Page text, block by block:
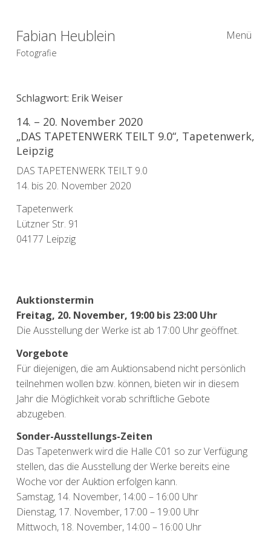
Fabian Heublein
Fotografie
Menü
Schlagwort: Erik Weiser
14. – 20. November 2020
„DAS TAPETENWERK TEILT 9.0“, Tapetenwerk,
Leipzig
DAS TAPETENWERK TEILT 9.0
14. bis 20. November 2020
Tapetenwerk
Lützner Str. 91
04177 Leipzig
Auktionstermin
Freitag, 20. November, 19:00 bis 23:00 Uhr
Die Ausstellung der Werke ist ab 17:00 Uhr geöffnet.
Vorgebote
Für diejenigen, die am Auktionsabend nicht persönlich
teilnehmen wollen bzw. können, bieten wir in diesem
Jahr die Möglichkeit vorab schriftliche Gebote
abzugeben.
Sonder-Ausstellungs-Zeiten
Das Tapetenwerk wird die Halle C01 so zur Verfügung
stellen, das die Ausstellung der Werke bereits eine
Woche vor der Auktion erfolgen kann.
Samstag, 14. November, 14:00 – 16:00 Uhr
Dienstag, 17. November, 17:00 – 19:00 Uhr
Mittwoch, 18. November, 14:00 – 16:00 Uhr